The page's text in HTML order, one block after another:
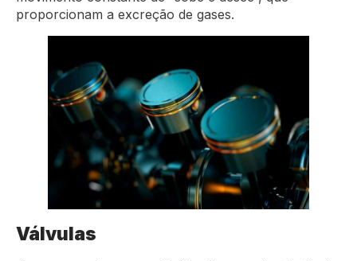
proporcionam a excreção de gases.
Válvulas